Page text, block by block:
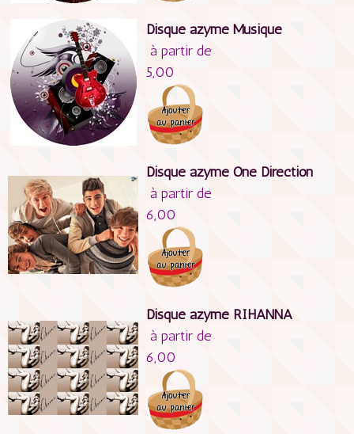
Disque azyme Musique
à partir de
5,00
Disque azyme One Direction
à partir de
6,00
Disque azyme RIHANNA
à partir de
6,00